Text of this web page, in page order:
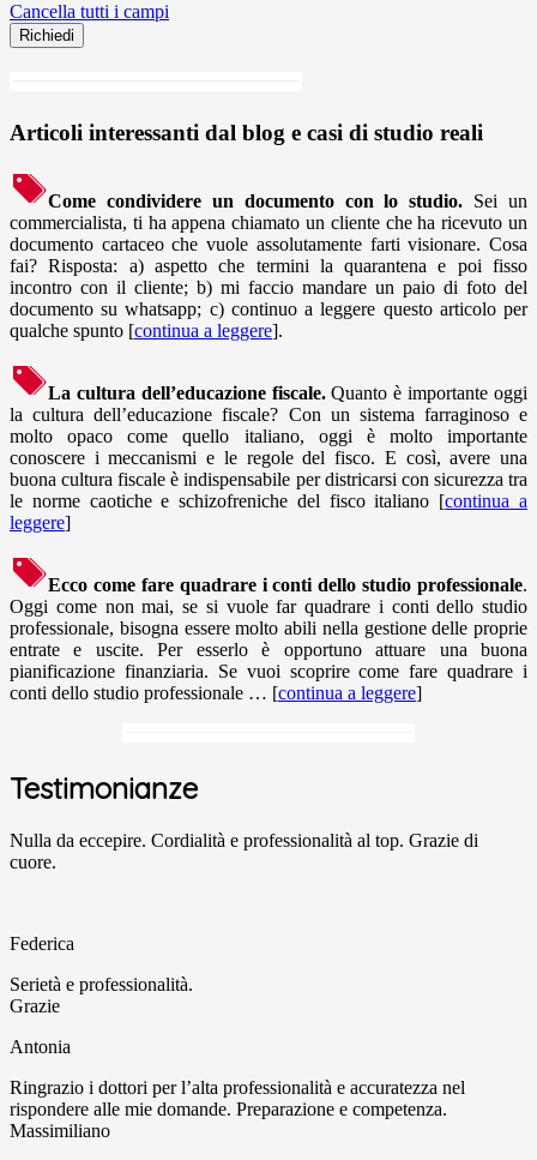
Cancella tutti i campi
Articoli interessanti dal blog e casi di studio reali
Come condividere un documento con lo studio. Sei un
commercialista, ti ha appena chiamato un cliente che ha ricevuto un
documento cartaceo che vuole assolutamente farti visionare. Cosa
fai? Risposta: a) aspetto che termini la quarantena e poi fisso
incontro con il cliente; b) mi faccio mandare un paio di foto del
documento su whatsapp; c) continuo a leggere questo articolo per
qualche spunto [continua a leggere].
La cultura dell’educazione fiscale.Quanto è importante oggi
la cultura dell’educazione fiscale? Con un sistema farraginoso e
molto opaco come quello italiano, oggi è molto importante
conoscere i meccanismi e le regole del fisco. E così, avere una
buona cultura fiscale è indispensabile per districarsi con sicurezza tra
le norme caotiche e schizofreniche del fisco italiano [continua a
leggere]
Ecco come fare quadrare i conti dello studio professionale.
Oggi come non mai, se si vuole far quadrare i conti dello studio
professionale, bisogna essere molto abili nella gestione delle proprie
entrate e uscite. Per esserlo è opportuno attuare una buona
pianificazione finanziaria. Se vuoi scoprire come fare quadrare i
conti dello studio professionale … [continua a leggere]
Testimonianze
Nulla da eccepire. Cordialità e professionalità al top. Grazie di
cuore.
Federica
Serietà e professionalità.
Grazie
Antonia
Ringrazio i dottori per l’alta professionalità e accuratezza nel
rispondere alle mie domande. Preparazione e competenza.
Massimiliano